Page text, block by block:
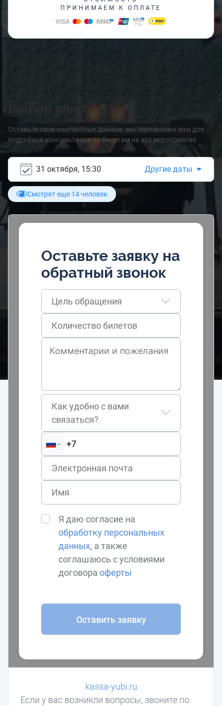
ПРИНИМАЕМ К ОПЛАТЕ
Выбор мест
Оставьте свои контактные данные, мы перезвоним вам для
подробной консультации по билетам на это мероприятие
31 октября, 15:30 Другие даты
Смотрят еще 14 человек
Оставьте заявку на
обратный звонок
Цель обращения
Как удобно с вами
связаться?
Я даю согласие на
обработку персональных
данных, а также
соглашаюсь с условиями
договораоферты
Оставить заявку
Если у вас возникли вопросы, звоните по
kassa-yubi.ru